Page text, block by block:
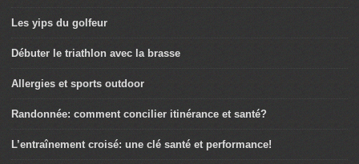
Les yips du golfeur
Débuter le triathlon avec la brasse
Allergies et sports outdoor
Randonnée: comment concilier itinérance et santé?
L’entraînement croisé: une clé santé et performance!